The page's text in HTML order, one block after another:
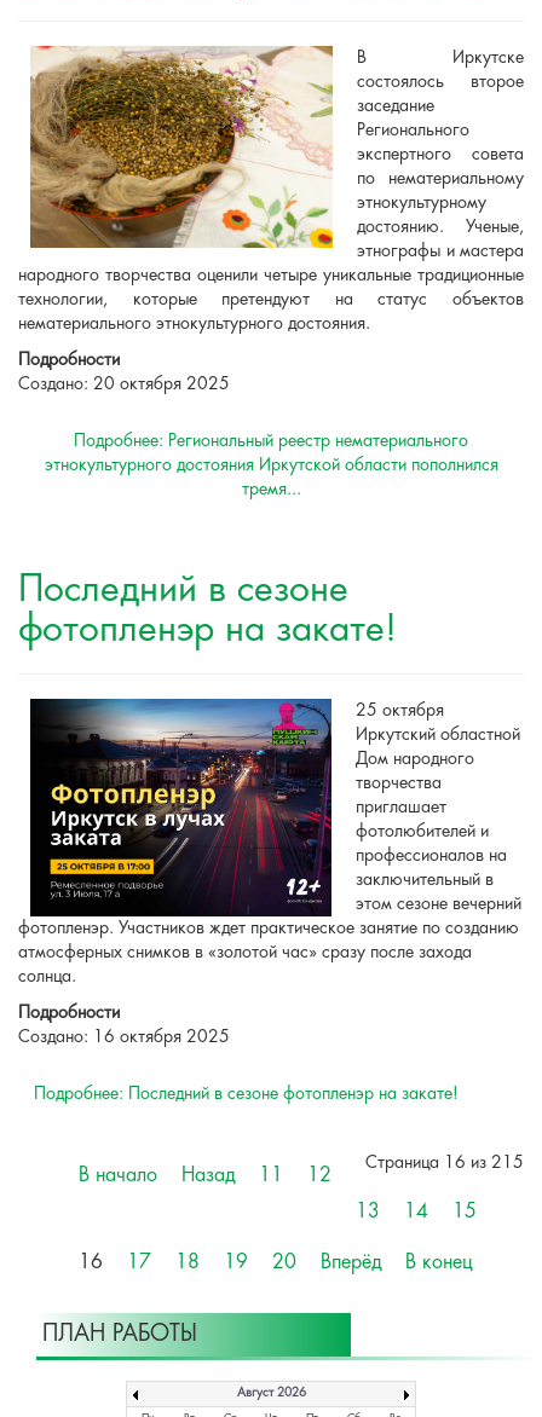
В Иркутске
состоялось второе
заседание
Регионального
экспертного совета
по нематериальному
этнокультурному
достоянию. Ученые,
этнографы и мастера
народного творчества оценили четыре уникальные традиционные
технологии, которые претендуют на статус объектов
нематериального этнокультурного достояния.
Подробности
Создано: 20 октября 2025
Подробнее: Региональный реестр нематериального
этнокультурного достояния Иркутской области пополнился
тремя...
Последний в сезоне
фотопленэр на закате!
25 октября
Иркутский областной
Дом народного
творчества
приглашает
фотолюбителей и
профессионалов на
заключительный в
этом сезоне вечерний
фотопленэр. Участников ждет практическое занятие по созданию
атмосферных снимков в «золотой час» сразу после захода
солнца.
Подробности
Создано: 16 октября 2025
Подробнее: Последний в сезоне фотопленэр на закате!
Страница 16 из 215
В начало Назад 11
12
13
14 15
16 17 18 19 20 Вперёд В конец
ПЛАН РАБОТЫ
Август 2026